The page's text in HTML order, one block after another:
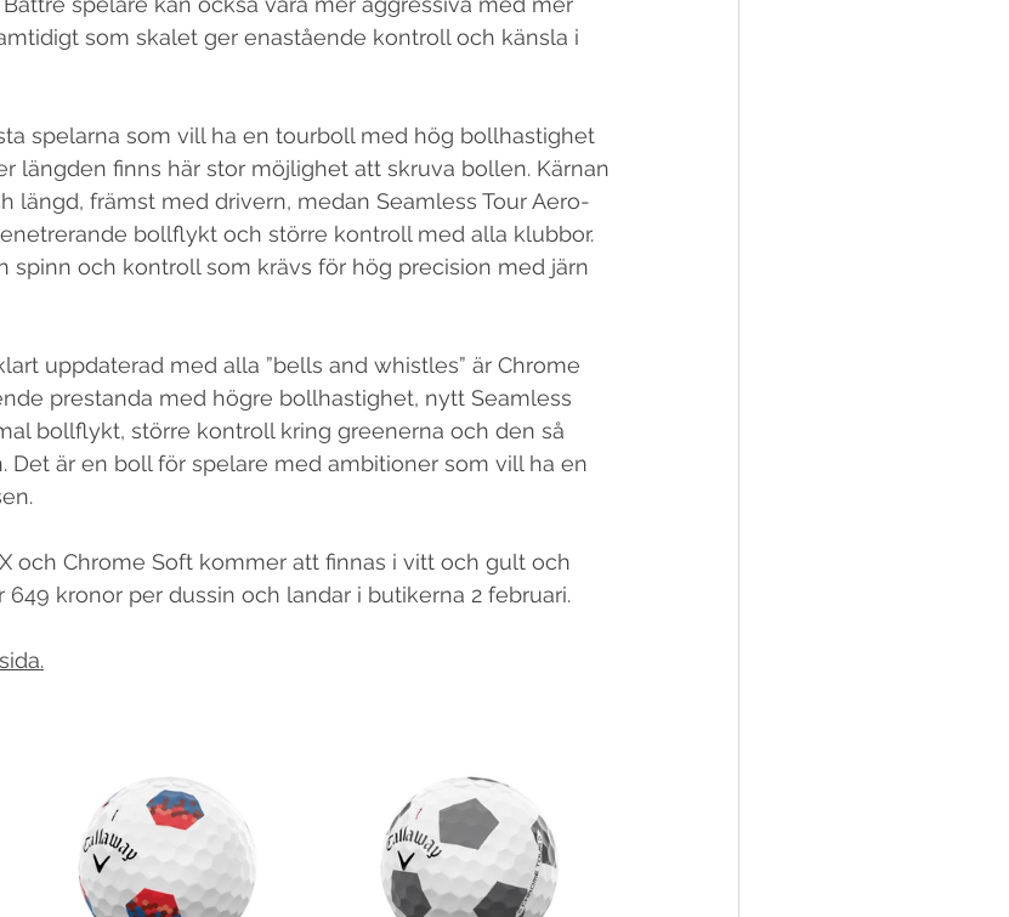
som skalet ger enastående kontroll och känsla i
spelarna som vill ha en tourboll med hög bollhastighet
längden finns här stor möjlighet att skruva bollen. Kärnan
längd, främst med drivern, medan Seamless Tour Aero-
bollflykt och större kontroll med alla klubbor.
spinn och kontroll som krävs för hög precision med järn
uppdaterad med alla ”bells and whistles” är Chrome
prestanda med högre bollhastighet, nytt Seamless
bollflykt, större kontroll kring greenerna och den så
Det är en boll för spelare med ambitioner som vill ha en
och Chrome Soft kommer att finnas i vitt och gult och
649 kronor per dussin och landar i butikerna 2 februari.